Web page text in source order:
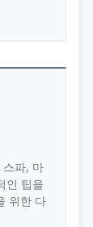
파, 마
인 팁을
위한 다